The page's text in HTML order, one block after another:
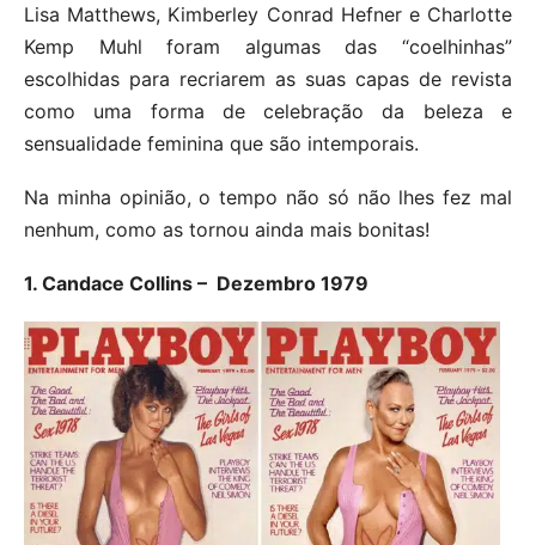
Lisa Matthews, Kimberley Conrad Hefner e Charlotte
Kemp Muhl foram algumas das “coelhinhas”
escolhidas para recriarem as suas capas de revista
como uma forma de celebração da beleza e
sensualidade feminina que são intemporais.
Na minha opinião, o tempo não só não lhes fez mal
nenhum, como as tornou ainda mais bonitas!
1. Candace Collins – Dezembro 1979